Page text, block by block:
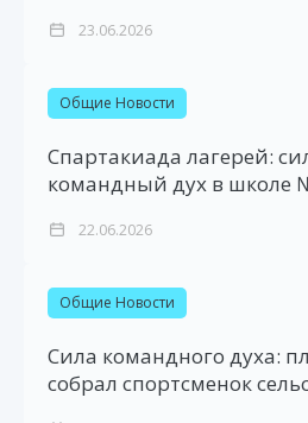
23.06.2026
Общие Новости
Спартакиада лагерей:
командный дух в школе
22.06.2026
Общие Новости
Сила командного духа:
собрал спортсменок